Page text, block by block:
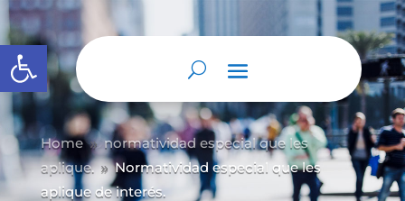
Abrir barra de herramientas
Home 9 normatividad especial que les
aplique. 9 Normatividad especial que les
aplique de interés.